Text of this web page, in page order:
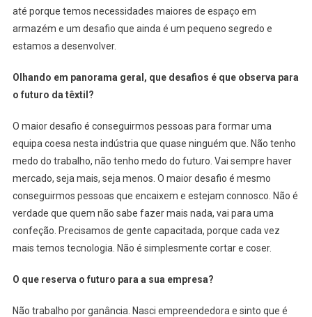
até porque temos necessidades maiores de espaço em
armazém e um desafio que ainda é um pequeno segredo e
estamos a desenvolver.
Olhando em panorama geral, que desafios é que observa para
o futuro da têxtil?
O maior desafio é conseguirmos pessoas para formar uma
equipa coesa nesta indústria que quase ninguém que. Não tenho
medo do trabalho, não tenho medo do futuro. Vai sempre haver
mercado, seja mais, seja menos. O maior desafio é mesmo
conseguirmos pessoas que encaixem e estejam connosco. Não é
verdade que quem não sabe fazer mais nada, vai para uma
confeção. Precisamos de gente capacitada, porque cada vez
mais temos tecnologia. Não é simplesmente cortar e coser.
O que reserva o futuro para a sua empresa?
Não trabalho por ganância. Nasci empreendedora e sinto que é